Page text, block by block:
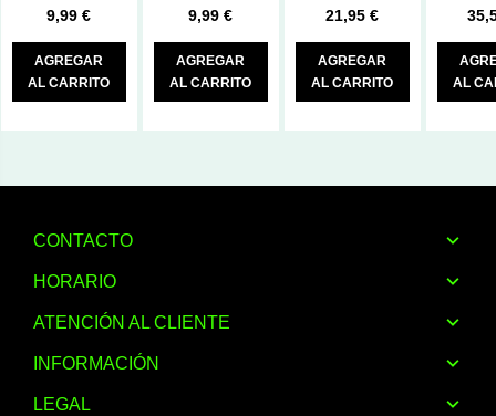
9,99 €
AGREGAR
AL CARRITO
9,99 €
AGREGAR
AL CARRITO
UP SP COLOR
21,95 €
AGREGAR
AL CARRITO
AL
CONTACTO
HORARIO
ATENCIÓN AL CLIENTE
INFORMACIÓN
LEGAL